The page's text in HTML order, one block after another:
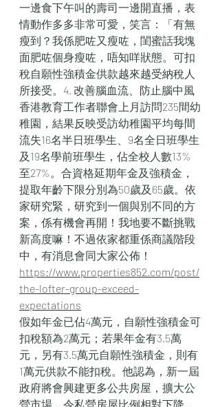
一邊食下午叫的壽司一邊開直播，表
情動作多多非常可愛，笑言：「有無
瘦到？我係肥咗又瘦咗，閨蜜話我塊
面肥咗個身瘦咗，唔知咩狀態。可扣
稅自願性強積金供款越來越受納稅人
所接受。4. 改善腦血流、防止腦中風
香港教育工作者聯會上月訪問235間幼
稚園，結果反映受訪幼稚園平均每間
流失16名半日班學生、9名全日班學生
及19名學前班學生，佔全校人數13%
至27%。合資格延期年金及強積金，
提取年齡下限分別為50歲及65歲。依
家研究緊，研究到一個與別不同的方
案，係有機會再開！我地要不斷挑戰
新高度嘛！不過依家都重係商議階段
中，有消息會同大家公佈！
https://www.properties852.com/post/
the-lofter-group-exceed-
expectations
假如年金已佔4萬元，自願性強積金可
扣稅額為2萬元；若果年金有3.5萬
元，另有3.5萬元自願性強積金，則有
1萬元供款不能扣稅。他認為，新一屆
政府將會興建更多公共房屋，擴大公
營市場，令私營房屋比例相對下降，